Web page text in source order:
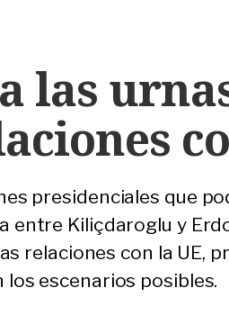
las
presidenciales que
entre Kiliçdaroglu y
relaciones con la UE,
escenarios posibles.